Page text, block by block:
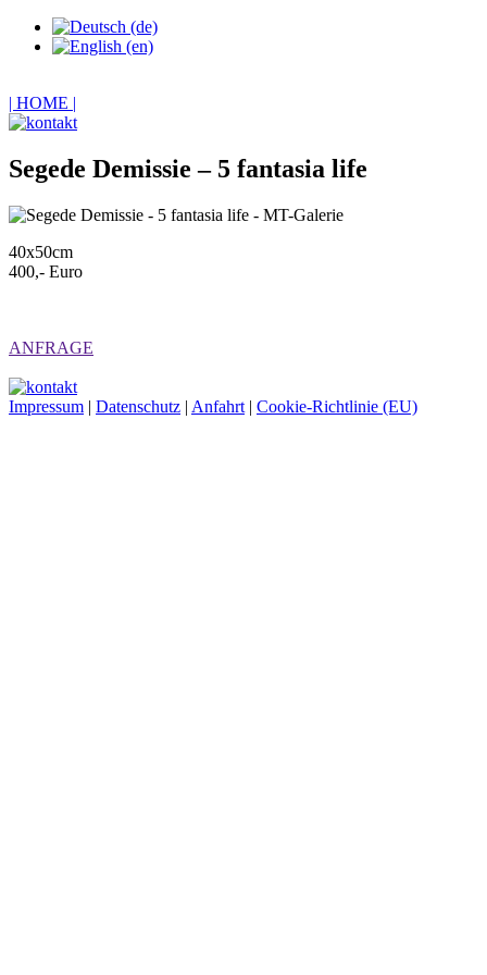
| HOME |
Segede Demissie – 5 fantasia life
40x50cm
400,- Euro
ANFRAGE
Impressum | Datenschutz | Anfahrt | Cookie-Richtlinie (EU)